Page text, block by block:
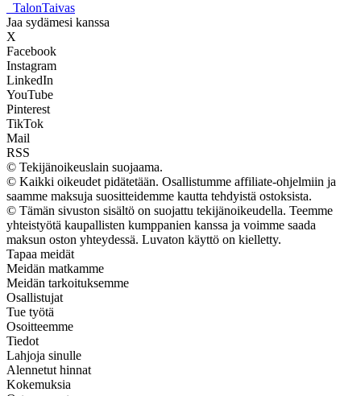
TalonTaivas
Jaa sydämesi kanssa
X
Facebook
Instagram
LinkedIn
YouTube
Pinterest
TikTok
Mail
RSS
© Tekijänoikeuslain suojaama.
© Kaikki oikeudet pidätetään. Osallistumme affiliate-ohjelmiin ja
saamme maksuja suositteidemme kautta tehdyistä ostoksista.
© Tämän sivuston sisältö on suojattu tekijänoikeudella. Teemme
yhteistyötä kaupallisten kumppanien kanssa ja voimme saada
maksun oston yhteydessä. Luvaton käyttö on kielletty.
Tapaa meidät
Meidän matkamme
Meidän tarkoituksemme
Osallistujat
Tue työtä
Osoitteemme
Tiedot
Lahjoja sinulle
Alennetut hinnat
Kokemuksia